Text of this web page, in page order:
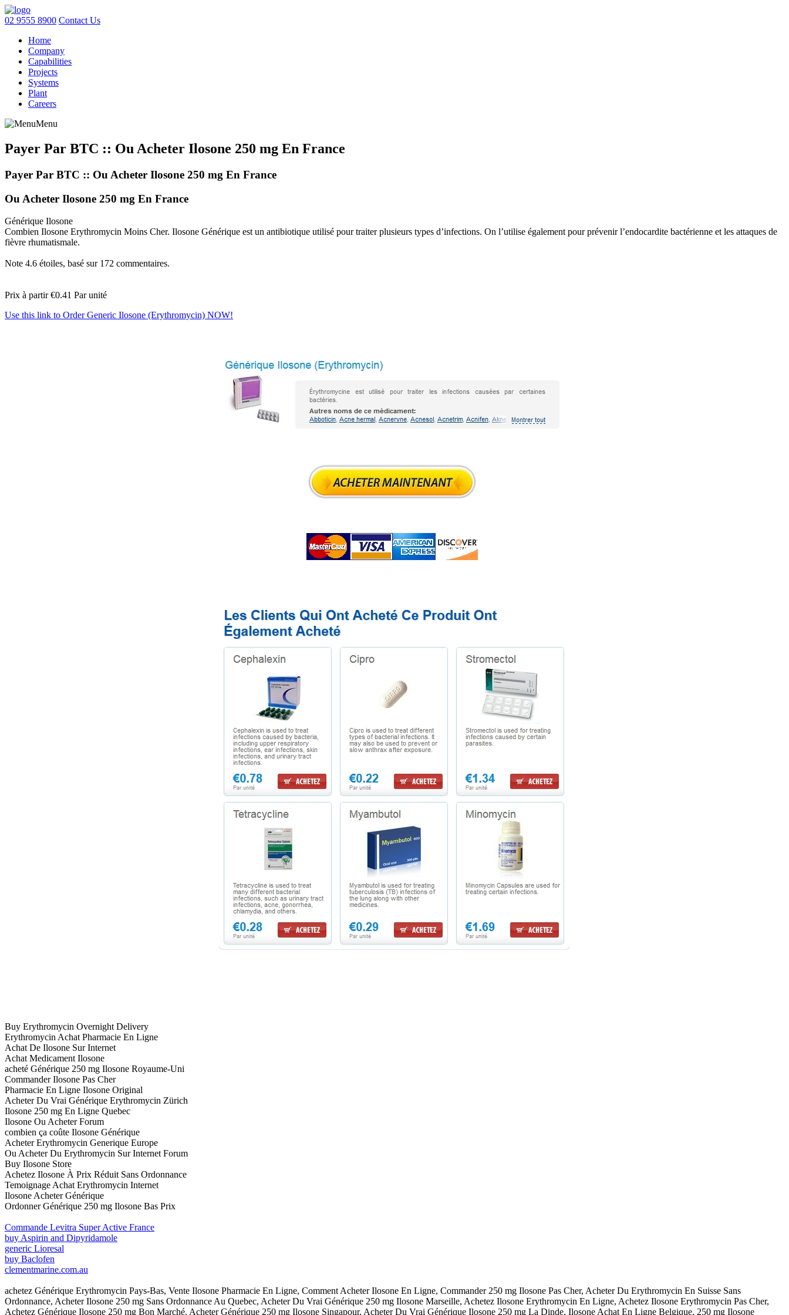
02 9555 8900 Contact Us
Home
Company
Capabilities
Projects
Systems
Plant
Careers
Menu
Payer Par BTC :: Ou Acheter Ilosone 250 mg En France
Payer Par BTC :: Ou Acheter Ilosone 250 mg En France
Ou Acheter Ilosone 250 mg En France
Générique Ilosone
Combien Ilosone Erythromycin Moins Cher. Ilosone Générique est un antibiotique utilisé pour traiter plusieurs types d’infections. On l’utilise également pour prévenir l’endocardite bactérienne et les attaques de
fièvre rhumatismale.
Note 4.6 étoiles, basé sur 172 commentaires.
Prix à partir€0.41 Par unité
Use this link to Order Generic Ilosone (Erythromycin) NOW!
Buy Erythromycin Overnight Delivery
Erythromycin Achat Pharmacie En Ligne
Achat De Ilosone Sur Internet
Achat Medicament Ilosone
acheté Générique 250 mg Ilosone Royaume-Uni
Commander Ilosone Pas Cher
Pharmacie En Ligne Ilosone Original
Acheter Du Vrai Générique Erythromycin Zürich
Ilosone 250 mg En Ligne Quebec
Ilosone Ou Acheter Forum
combien ça coûte Ilosone Générique
Acheter Erythromycin Generique Europe
Ou Acheter Du Erythromycin Sur Internet Forum
Buy Ilosone Store
Achetez Ilosone À Prix Réduit Sans Ordonnance
Temoignage Achat Erythromycin Internet
Ilosone Acheter Générique
Ordonner Générique 250 mg Ilosone Bas Prix
Commande Levitra Super Active France
buy Aspirin and Dipyridamole
generic Lioresal
buy Baclofen
clementmarine.com.au
achetez Générique Erythromycin Pays-Bas, Vente Ilosone Pharmacie En Ligne, Comment Acheter Ilosone En Ligne, Commander 250 mg Ilosone Pas Cher, Acheter Du Erythromycin En Suisse Sans
Ordonnance, Acheter Ilosone 250 mg Sans Ordonnance Au Quebec, Acheter Du Vrai Générique 250 mg Ilosone Marseille, Achetez Ilosone Erythromycin En Ligne, Achetez Ilosone Erythromycin Pas Cher,
Achetez Générique Ilosone 250 mg Bon Marché, Acheter Générique 250 mg Ilosone Singapour, Acheter Du Vrai Générique Ilosone 250 mg La Dinde, Ilosone Achat En Ligne Belgique, 250 mg Ilosone